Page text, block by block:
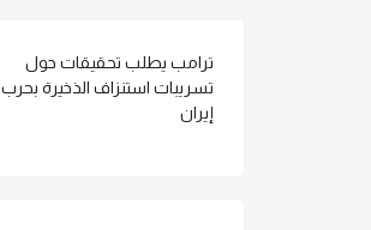
ترامب يطلب تحقيقات حول
تسريبات استنزاف الذخيرة بحرب
إيران